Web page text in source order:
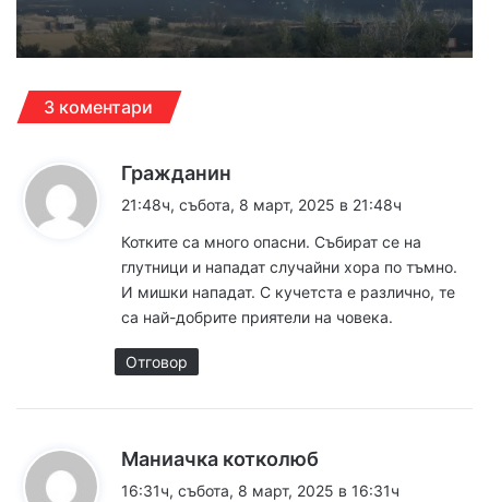
3 коментари
Гражданин
а
:
21:48ч, събота, 8 март, 2025 в 21:48ч
Котките са много опасни. Събират се на
глутници и нападат случайни хора по тъмно.
И мишки нападат. С кучетста е различно, те
са най-добрите приятели на човека.
Отговор
Маниачка котколюб
а
16:31ч, събота, 8 март, 2025 в 16:31ч